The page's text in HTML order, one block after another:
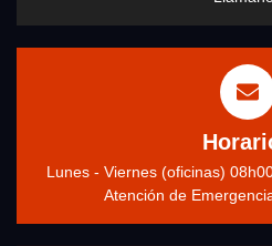
Lunes - Viernes (oficinas)
Atención de